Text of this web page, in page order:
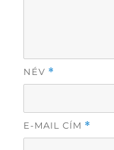
NÉV *
E-MAIL CÍM *